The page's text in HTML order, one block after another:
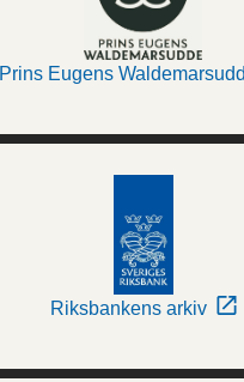
Prins Eugens
Riksbankens arkiv